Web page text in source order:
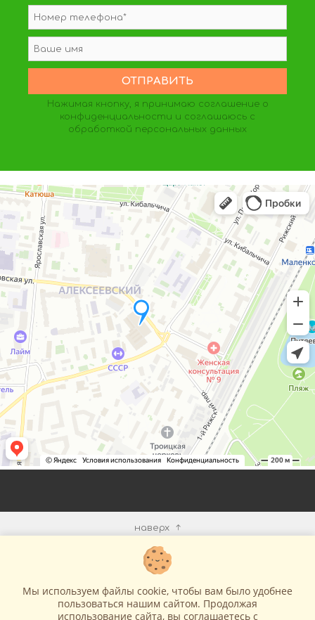
Нажимая кнопку, я принимаю соглашение о
конфиденциальности и соглашаюсь с
обработкой персональных данных
наверх
ИНФОРМАЦИЯ
Мы используем файлы cookie, чтобы вам было удобнее
пользоваться нашим сайтом. Продолжая
использование сайта, вы соглашаетесь c